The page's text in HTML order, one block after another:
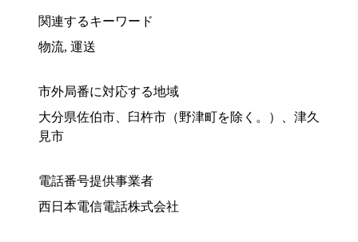
関連するキーワード
物流, 運送
市外局番に対応する地域
大分県佐伯市、臼杵市（野津町を除く。）、津久
見市
電話番号提供事業者
西日本電信電話株式会社